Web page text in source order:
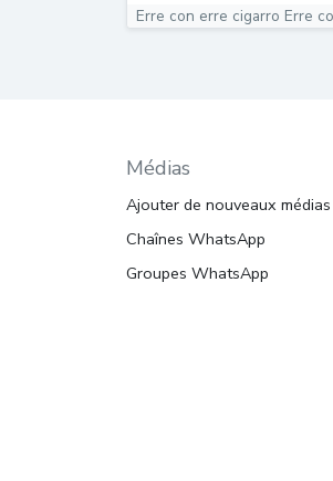
Erre con erre cigarro Erre
Médias
Ajouter de nouveaux médias
Chaînes WhatsApp
Groupes WhatsApp